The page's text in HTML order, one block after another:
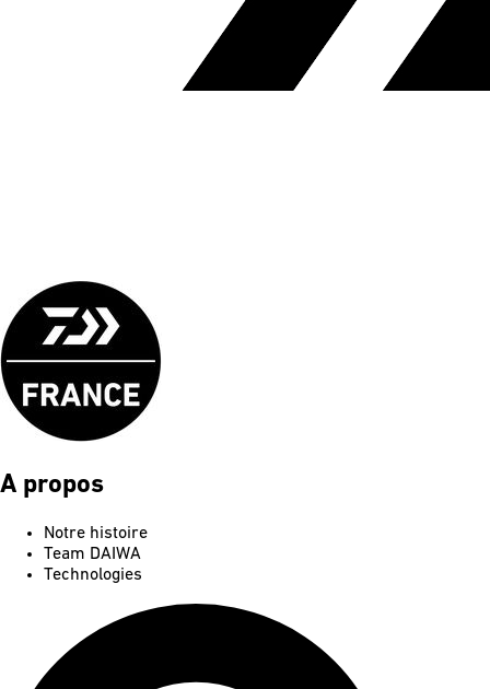
A propos
Notre histoire
Team DAIWA
Technologies